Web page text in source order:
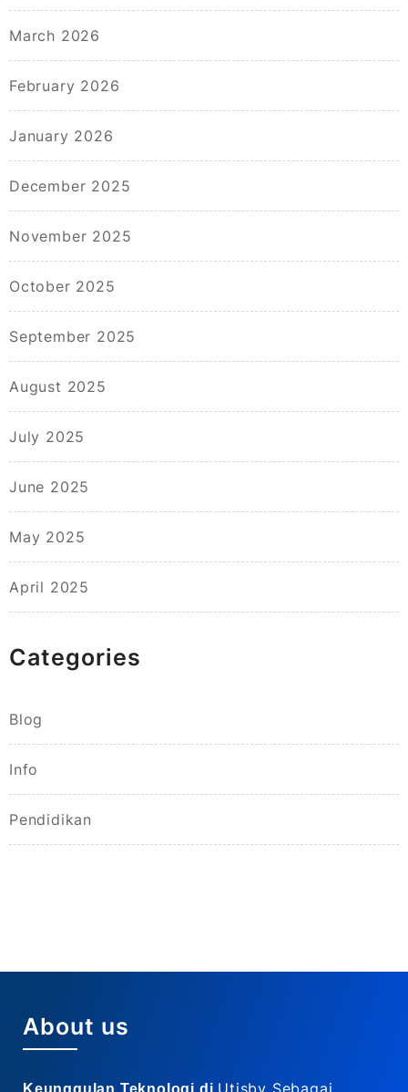
March 2026
February 2026
January 2026
December 2025
November 2025
October 2025
September 2025
August 2025
July 2025
June 2025
May 2025
April 2025
Categories
Blog
Info
Pendidikan
About us